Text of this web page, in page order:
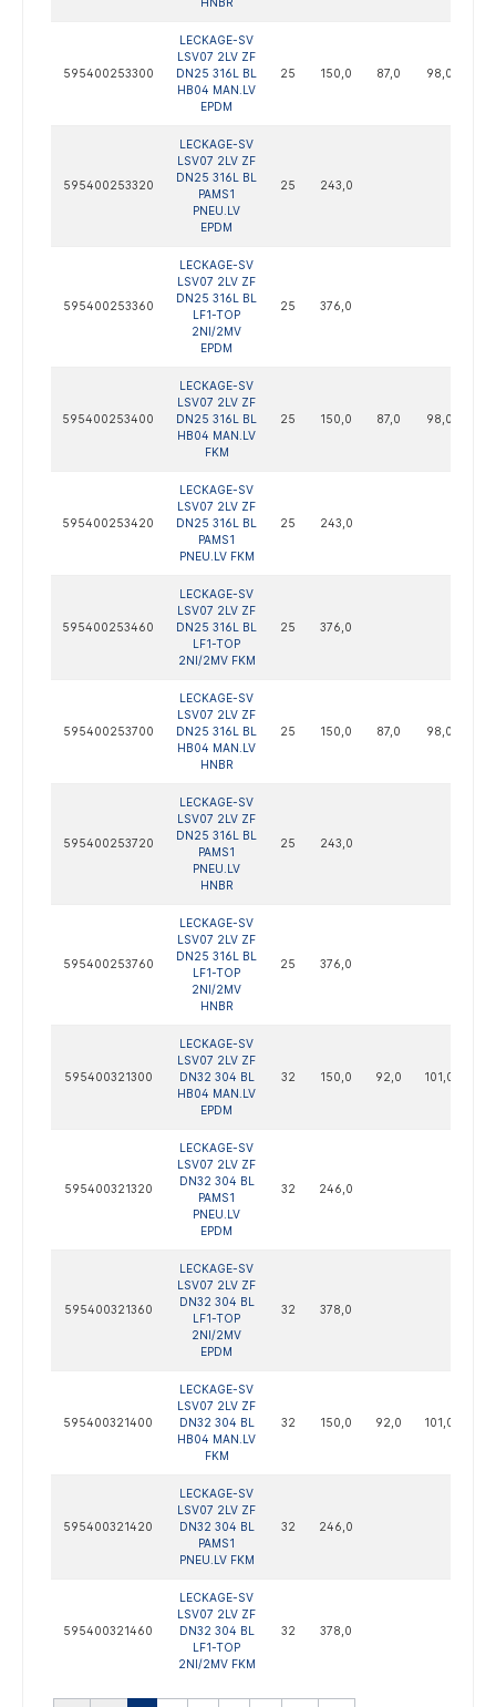
HNBR
595400253300
LECKAGE-SV
LSV07 2LV ZF
DN25 316L BL
HB04 MAN.LV
EPDM
25 150,0 87,0 98,0
595400253320
LECKAGE-SV
LSV07 2LV ZF
DN25 316L BL
PAMS1
PNEU.LV
EPDM
25 243,0
595400253360
LECKAGE-SV
LSV07 2LV ZF
DN25 316L BL
LF1-TOP
2NI/2MV
EPDM
25 376,0
595400253400
LECKAGE-SV
LSV07 2LV ZF
DN25 316L BL
HB04 MAN.LV
FKM
25 150,0 87,0 98,0
595400253420
LECKAGE-SV
LSV07 2LV ZF
DN25 316L BL
PAMS1
PNEU.LV FKM
25 243,0
595400253460
LECKAGE-SV
LSV07 2LV ZF
DN25 316L BL
LF1-TOP
2NI/2MV FKM
25 376,0
595400253700
LECKAGE-SV
LSV07 2LV ZF
DN25 316L BL
HB04 MAN.LV
HNBR
25 150,0 87,0 98,0
595400253720
LECKAGE-SV
LSV07 2LV ZF
DN25 316L BL
PAMS1
PNEU.LV
HNBR
25 243,0
595400253760
LECKAGE-SV
LSV07 2LV ZF
DN25 316L BL
LF1-TOP
2NI/2MV
HNBR
25 376,0
595400321300
LECKAGE-SV
LSV07 2LV ZF
DN32 304 BL
HB04 MAN.LV
EPDM
32 150,0 92,0 101,0
595400321320
LECKAGE-SV
LSV07 2LV ZF
DN32 304 BL
PAMS1
PNEU.LV
EPDM
32 246,0
595400321360
LECKAGE-SV
LSV07 2LV ZF
DN32 304 BL
LF1-TOP
2NI/2MV
EPDM
32 378,0
595400321400
LECKAGE-SV
LSV07 2LV ZF
DN32 304 BL
HB04 MAN.LV
FKM
32 150,0 92,0 101,0
595400321420
LECKAGE-SV
LSV07 2LV ZF
DN32 304 BL
PAMS1
PNEU.LV FKM
32 246,0
595400321460
LECKAGE-SV
LSV07 2LV ZF
DN32 304 BL
LF1-TOP
2NI/2MV FKM
32 378,0